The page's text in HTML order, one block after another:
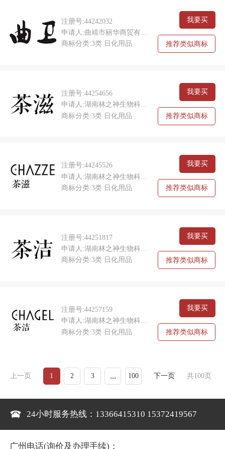
注册号:44242032
商标分类:3类 日化用品
我要买
推荐类似商标
注册号:44254656
申请人:湖南林之神生物科技有限公司
商标分类:3类 日化用品
我要买
推荐类似商标
注册号:44245526
申请人:湖南林之神生物科技有限公司
商标分类:3类 日化用品
我要买
推荐类似商标
注册号:44251817
申请人:湖南林之神生物科技有限公司
商标分类:3类 日化用品
我要买
推荐类似商标
注册号:44257159
申请人:湖南林之神生物科技有限公司
商标分类:3类 日化用品
我要买
推荐类似商标
上一页 1 2 3 ... 100 下一页 共100页
24小时服务热线：13366415310 15372419567
广州电话(询价及办理手续)：